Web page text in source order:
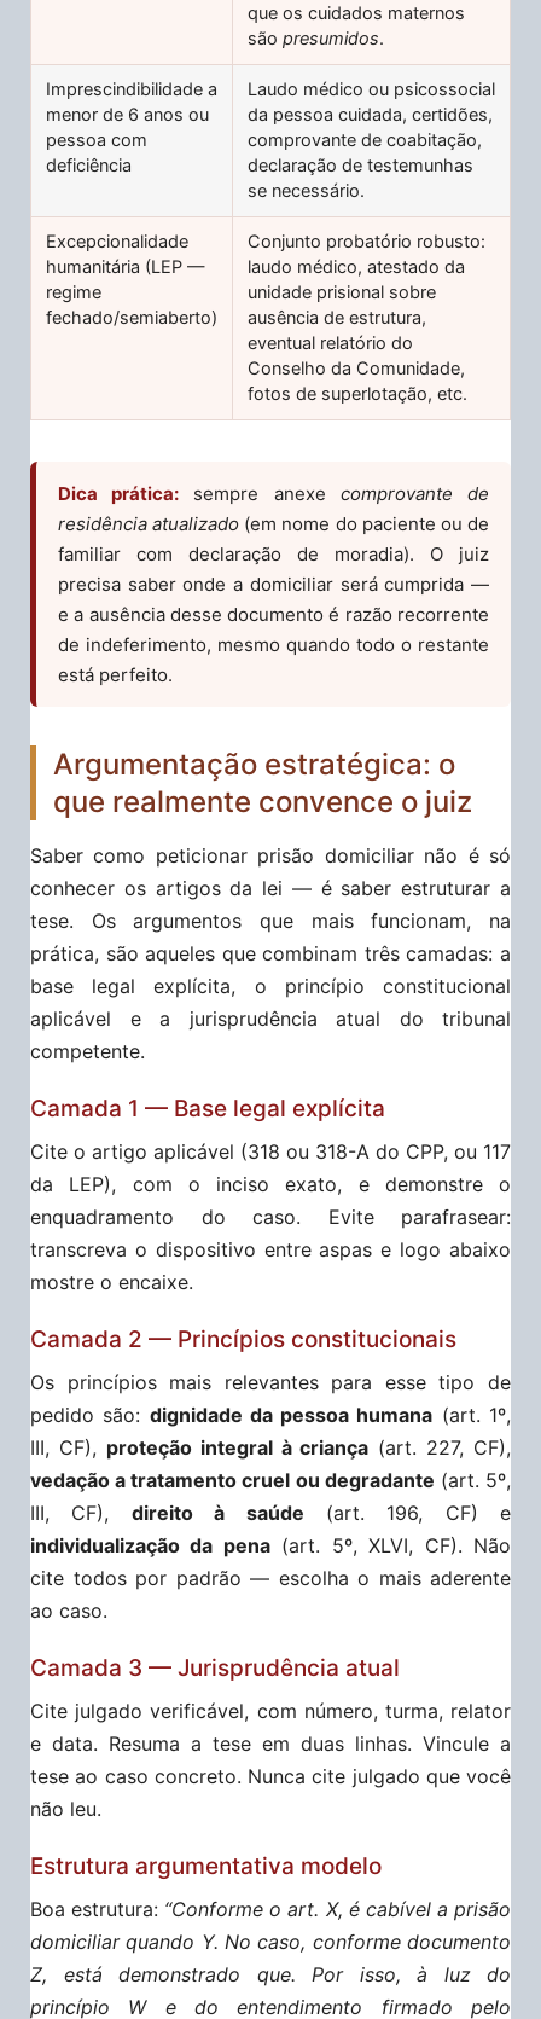
que os cuidados maternos
são presumidos.
Imprescindibilidade a
menor de 6 anos ou
pessoa com
deficiência
Laudo médico ou psicossocial
da pessoa cuidada, certidões,
comprovante de coabitação,
declaração de testemunhas
se necessário.
Excepcionalidade
humanitária (LEP —
regime
fechado/semiaberto)
Conjunto probatório robusto:
laudo médico, atestado da
unidade prisional sobre
ausência de estrutura,
eventual relatório do
Conselho da Comunidade,
fotos de superlotação, etc.
Dica prática: sempre anexe comprovante de
residência atualizado (em nome do paciente ou de
familiar com declaração de moradia). O juiz
precisa saber onde a domiciliar será cumprida —
e a ausência desse documento é razão recorrente
de indeferimento, mesmo quando todo o restante
está perfeito.
Argumentação estratégica: o
que realmente convence o juiz
Saber como peticionar prisão domiciliar não é só
conhecer os artigos da lei — é saber estruturar a
tese. Os argumentos que mais funcionam, na
prática, são aqueles que combinam três camadas: a
base legal explícita, o princípio constitucional
aplicável e a jurisprudência atual do tribunal
competente.
Camada 1 — Base legal explícita
Cite o artigo aplicável (318 ou 318-A do CPP, ou 117
da LEP), com o inciso exato, e demonstre o
enquadramento do caso. Evite parafrasear:
transcreva o dispositivo entre aspas e logo abaixo
mostre o encaixe.
Camada 2 — Princípios constitucionais
Os princípios mais relevantes para esse tipo de
pedido são: dignidade da pessoa humana (art. 1º,
III, CF), proteção integral à criança (art. 227, CF),
vedação a tratamento cruel ou degradante (art. 5º,
III, CF), direito à saúde (art. 196, CF) e
individualização da pena(art. 5º, XLVI, CF). Não
cite todos por padrão — escolha o mais aderente
ao caso.
Camada 3 — Jurisprudência atual
Cite julgado verificável, com número, turma, relator
e data. Resuma a tese em duas linhas. Vincule a
tese ao caso concreto. Nunca cite julgado que você
não leu.
Estrutura argumentativa modelo
Boa estrutura: “Conforme o art. X, é cabível a prisão
domiciliar quando Y. No caso, conforme documento
Z, está demonstrado que. Por isso, à luz do
princípio W e do entendimento firmado pelo